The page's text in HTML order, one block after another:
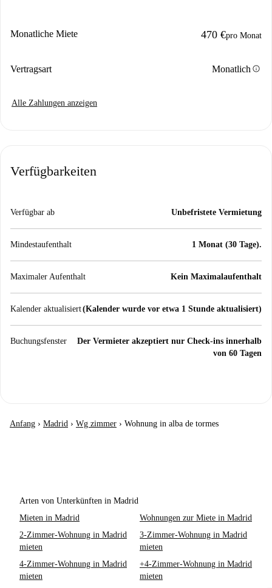
Monatliche Miete 470 €pro Monat
Vertragsart Monatlichinfo
Alle Zahlungen anzeigen
Verfügbarkeiten
Verfügbar ab Unbefristete Vermietung
Mindestaufenthalt 1 Monat (30 Tage).
Maximaler Aufenthalt Kein Maximalaufenthalt
Kalender aktualisiert(Kalender wurde vor etwa 1 Stunde aktualisiert)
Buchungsfenster
Der Vermieter akzeptiert nur Check-ins innerhalb
von 60 Tagen
Anfang › Madrid › Wg zimmer › Wohnung in alba de tormes
Arten von Unterkünften in Madrid
Mieten in Madrid
Wohnungen zur Miete in Madrid
2-Zimmer-Wohnung in Madrid
mieten
3-Zimmer-Wohnung in Madrid
mieten
4-Zimmer-Wohnung in Madrid
mieten
+4-Zimmer-Wohnung in Madrid
mieten